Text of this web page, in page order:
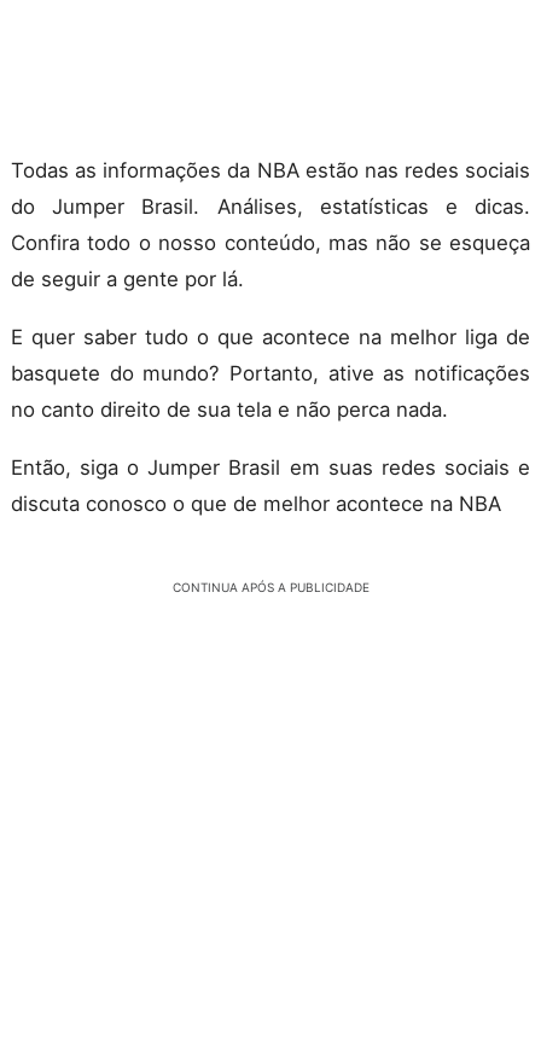
Todas as informações da NBA estão nas redes sociais
do Jumper Brasil. Análises, estatísticas e dicas.
Confira todo o nosso conteúdo, mas não se esqueça
de seguir a gente por lá.
E quer saber tudo o que acontece na melhor liga de
basquete do mundo? Portanto, ative as notificações
no canto direito de sua tela e não perca nada.
Então, siga o Jumper Brasil em suas redes sociais e
discuta conosco o que de melhor acontece na NBA
CONTINUA APÓS A PUBLICIDADE